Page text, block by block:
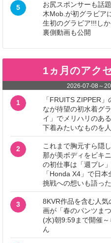
5
お尻スポンサーも話
木Mob.が初グラビア
生初のグラビア!!!し
裏側動画も公開
1ヵ月のアク
2026-07-08 ～
1
「FRUITS ZIPPER
なが待望の初水着グ
イ」でメリハリのあ
下着みたいなものを
2
これまで胸元すら隠
那が美ボディをビキ
の初仕事は「週プレ
「Honda X4」で日
挑戦への想いも語っ
3
8KVR作品を含む人
画が「春のパンツま
(水)朝9:59まで開催
ん